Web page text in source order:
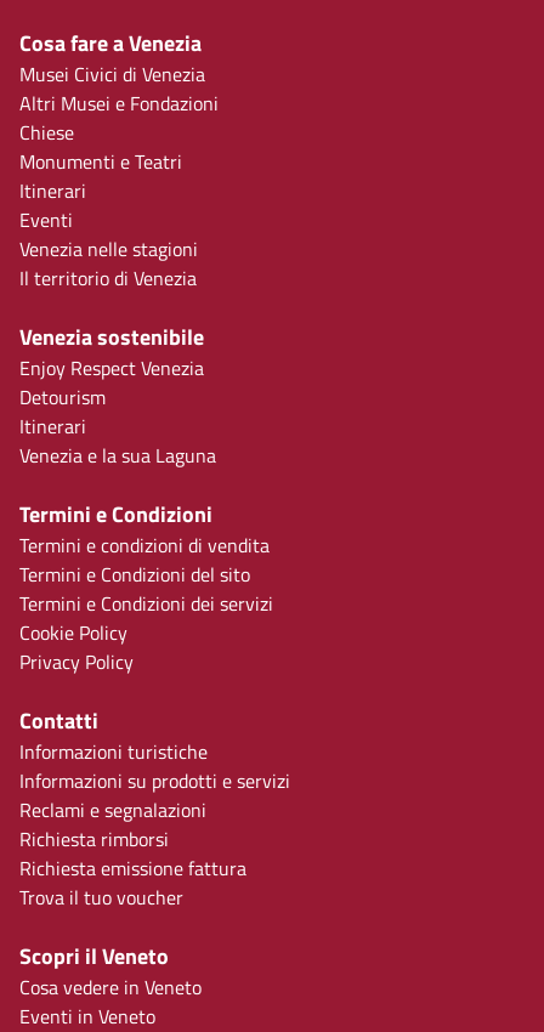
Cosa fare a Venezia
Musei Civici di Venezia
Altri Musei e Fondazioni
Chiese
Monumenti e Teatri
Itinerari
Eventi
Venezia nelle stagioni
Il territorio di Venezia
Venezia sostenibile
Enjoy Respect Venezia
Detourism
Itinerari
Venezia e la sua Laguna
Termini e Condizioni
Termini e condizioni di vendita
Termini e Condizioni del sito
Termini e Condizioni dei servizi
Cookie Policy
Privacy Policy
Contatti
Informazioni turistiche
Informazioni su prodotti e servizi
Reclami e segnalazioni
Richiesta rimborsi
Richiesta emissione fattura
Trova il tuo voucher
Scopri il Veneto
Cosa vedere in Veneto
Eventi in Veneto